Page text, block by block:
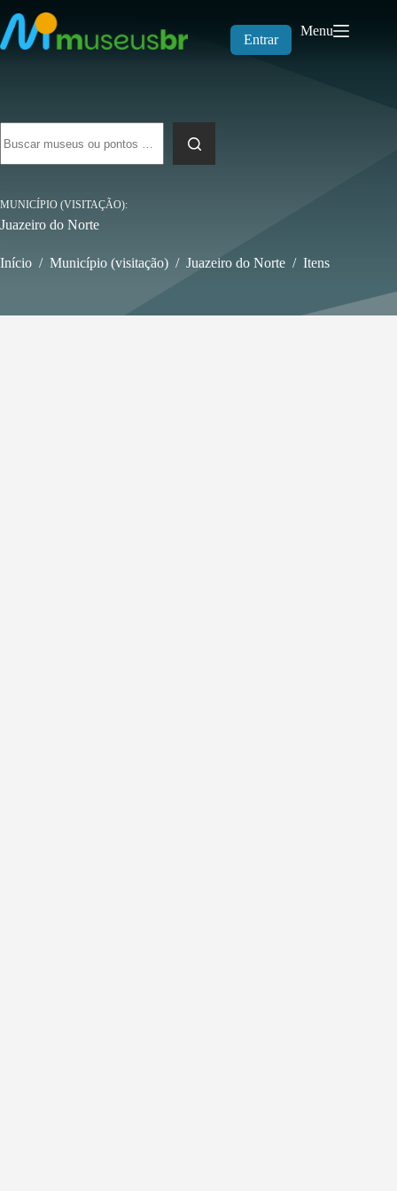
para
o
conteúdo
Entrar
Menu
resultados
MUNICÍPIO (VISITAÇÃO)
Juazeiro do Norte
Início / Município (visitação) / Juazeiro do Norte / Itens